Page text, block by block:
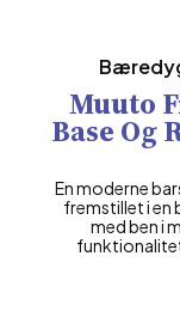
Muuto
Base Og
En moderne
fremstillet i
med ben i